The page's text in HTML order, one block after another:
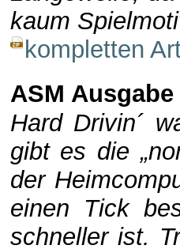
kaum
kompletten
ASM Ausgabe
Hard Drivin´
gibt es die
der
einen Tick
schneller ist.